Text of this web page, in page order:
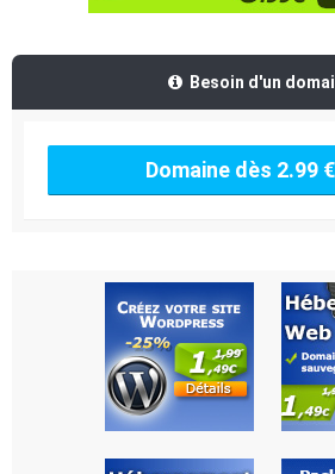
Besoin d'un
Domaine dès 2.99